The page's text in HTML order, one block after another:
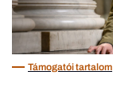
Támogatói tartalom